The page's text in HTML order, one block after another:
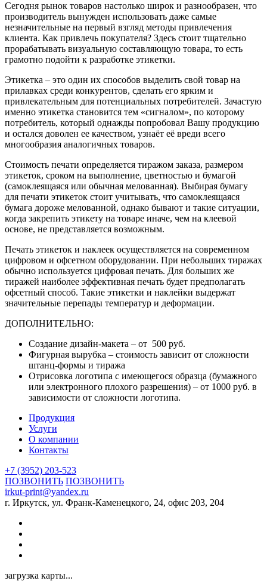
Сегодня рынок товаров настолько широк и разнообразен, что
производитель вынужден использовать даже самые
незначительные на первый взгляд методы привлечения
клиента. Как привлечь покупателя? Здесь стоит тщательно
прорабатывать визуальную составляющую товара, то есть
грамотно подойти к разработке этикетки.
Этикетка – это один их способов выделить свой товар на
прилавках среди конкурентов, сделать его ярким и
привлекательным для потенциальных потребителей. Зачастую
именно этикетка становится тем «сигналом», по которому
потребитель, который однажды попробовал Вашу продукцию
и остался доволен ее качеством, узнаёт её вреди всего
многообразия аналогичных товаров.
Стоимость печати определяется тиражом заказа, размером
этикеток, сроком на выполнение, цветностью и бумагой
(самоклеящаяся или обычная мелованная). Выбирая бумагу
для печати этикеток стоит учитывать, что самоклеящаяся
бумага дороже мелованной, однако бывают и такие ситуации,
когда закрепить этикету на товаре иначе, чем на клеевой
основе, не представляется возможным.
Печать этикеток и наклеек осуществляется на современном
цифровом и офсетном оборудовании. При небольших тиражах
обычно используется цифровая печать. Для больших же
тиражей наиболее эффективная печать будет предполагать
офсетный способ. Такие этикетки и наклейки выдержат
значительные перепады температур и деформации.
ДОПОЛНИТЕЛЬНО:
Создание дизайн-макета – от 500 руб.
Фигурная вырубка – стоимость зависит от сложности
штанц-формы и тиража
Отрисовка логотипа с имеющегося образца (бумажного
или электронного плохого разрешения) – от 1000 руб. в
зависимости от сложности логотипа.
Продукция
Услуги
О компании
Контакты
+7 (3952) 203-523
ПОЗВОНИТЬ ПОЗВОНИТЬ
irkut-print@yandex.ru
г. Иркутск, ул. Франк-Каменецкого, 24, офис 203, 204
загрузка карты...